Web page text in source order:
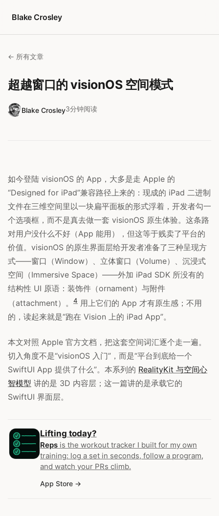
Blake Crosley
← 所有文章
超越窗口的 visionOS 空间模式
Blake Crosley3分钟阅读
如今登陆 visionOS 的 App，大多是走 Apple 的
“Designed for iPad”兼容路径上来的：现成的 iPad 二进制
文件在三维空间里以一块扁平面板的形式浮着，开发者勾一
个选项框，而不是真去做一套 visionOS 原生体验。这条路
对用户没什么不好（App 能用），但这等于贱卖了平台的
价值。visionOS 的原生界面层给开发者准备了三种呈现方
式——窗口（Window）、立体窗口（Volume）、沉浸式
空间（Immersive Space）——外加 iPad SDK 所没有的
结构性 UI 原语：装饰件（ornament）与附件
（attachment）。
4 用上它们的 App 才有原生感；不用
的，读起来就是“跑在 Vision 上的 iPad App”。
本文对照 Apple 官方文档，把这套空间词汇逐个走一遍。
切入角度不是“visionOS 入门”，而是“平台到底给一个
SwiftUI App 提供了什么”。本系列的 RealityKit 与空间心
智模型 讲的是 3D 内容层；这一篇讲的是承载它的
SwiftUI 界面层。
Lifting today?
Reps is the workout tracker I built for my own
training: log a set in seconds, follow a program,
and watch your PRs climb.
App Store